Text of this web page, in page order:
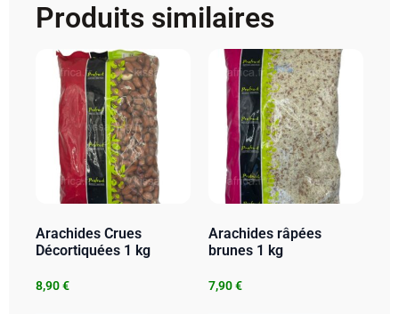
Produits similaires
Arachides Crues
Décortiquées 1 kg
8,90€
Arachides râpées
brunes 1 kg
7,90€